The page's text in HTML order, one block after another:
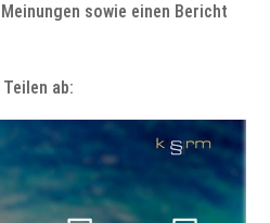
sowie einen Bericht
ab: